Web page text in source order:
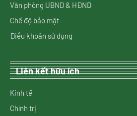
Văn phòng UBND & HĐND
Chế độ bảo mật
Điều khoản sử dụng
Liên kết hữu ích
Kinh tế
Chính trị